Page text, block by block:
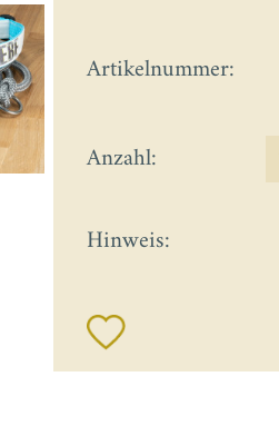
Artikelnummer:
Anzahl:
Hinweis: